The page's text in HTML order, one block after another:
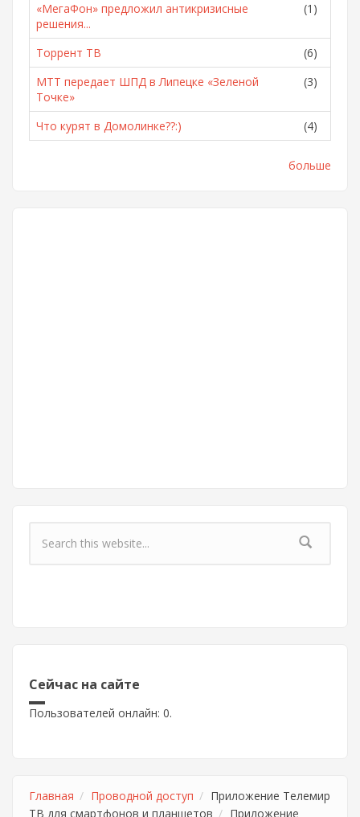
«МегаФон» предложил антикризисные
решения...
(1)
Торрент ТВ
(6)
МТТ передает ШПД в Липецке «Зеленой
Точке»
(3)
Что курят в Домолинке??:) (4)
больше
Форма поиска
Сейчас на сайте
Пользователей онлайн: 0.
Главная Проводной доступ
Приложение Телемир
ТВ для смартфонов и планшетов
Приложение